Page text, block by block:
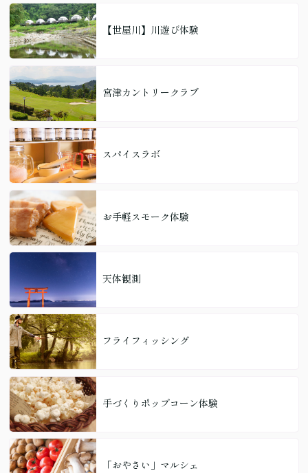
【世屋川】川遊び体験
宮津カントリークラブ
スパイスラボ
お手軽スモーク体験
天体観測
フライフィッシング
手づくりポップコーン体験
「おやさい」マルシェ